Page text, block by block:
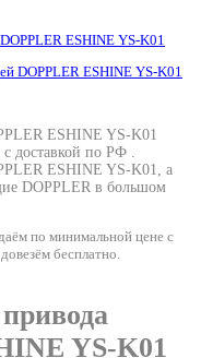
ESHINE YS-K01
ESHINE YS-K01
с доставкой по РФ .
ESHINE YS-K01, а
DOPPLER в большом
по минимальной цене с
бесплатно.
YS-K01